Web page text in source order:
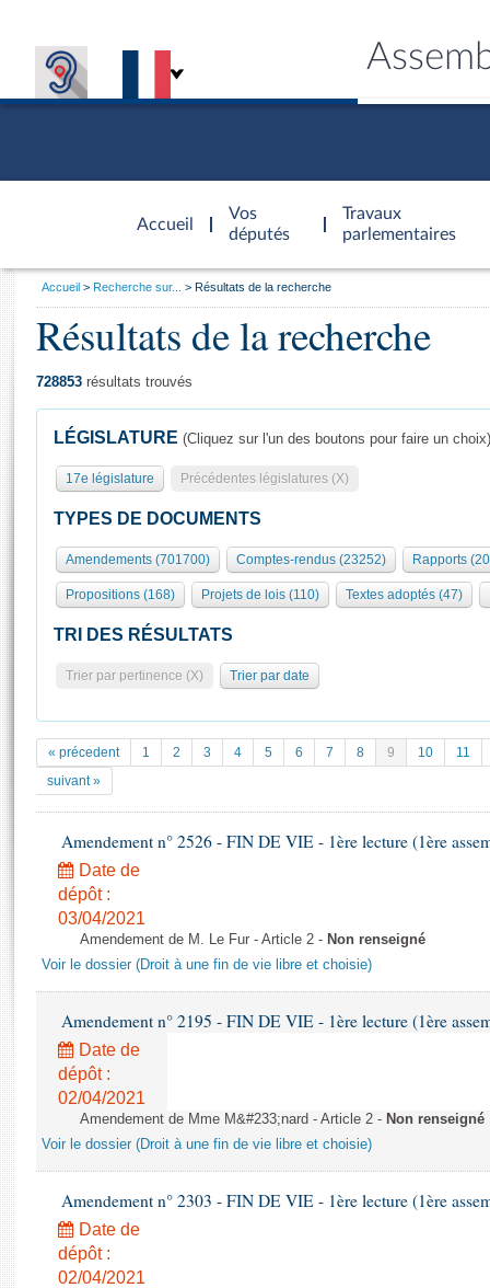
Accueil
d'accueil
Vos
députés
Travaux
parlementaires
Présidence
577 députés
Groupes politiques
Séance publique
Commissions et autres organes
Europe et International
Pétitions
Documents parlementaires
Projets de loi
Propositions de loi
Amendements
Textes adoptés
Rapports d'information
Rapports sur l'application des lois
Baromètre de l’application des lois
Budget et sécurité sociale
Comptes rendus des débats
Général
Rôle et pouvoirs de l'Assemblée
Organisation de l'Assemblée
Présidence Conférence des Présidents Bureau Collège des
Statistiques et chiffres clés
Documents de référence
( Constitution | Règlement de l'Assemblée ... )
Histoire
Juniors
Anciennes législatures
Liens vers les sites publics
Visiter l'Assemblée
Visite virtuelle du palais Bourbon
Assister à une séance
La Bibliothèque
Les archives
Contacts et plan d'accès
Photos libres de droit
Vous
Accueil Recherche sur... Résultats de la recherche
Résultats de la recherche
728853 résultats trouvés
LÉGISLATURE (Cliquez sur l'un des boutons pour faire un choix)
17e législature Précédentes législatures (X)
TYPES DE DOCUMENTS
Amendements (701700) Comptes-rendus (23252) Rapports
Propositions (168) Projets de lois (110) Textes adoptés (47)
TRI DES RÉSULTATS
Trier par pertinence (X) Trier par date
« précedent 1 2 3 4 5 6 7 8 9 10
11
suivant »
Amendement n° 2526 - FIN DE VIE - 1ère lecture (1ère
Date de
dépôt :
03/04/2021
Amendement de M. Le Fur - Article 2 - Non renseigné
Voir le dossier (Droit à une fin de vie libre et choisie)
Amendement n° 2195 - FIN DE VIE - 1ère lecture (1ère
Date de
dépôt :
02/04/2021
Amendement de Mme M&#233;nard - Article 2 - Non renseigné
Voir le dossier (Droit à une fin de vie libre et choisie)
Amendement n° 2303 - FIN DE VIE - 1ère lecture (1ère
Date de
dépôt :
02/04/2021